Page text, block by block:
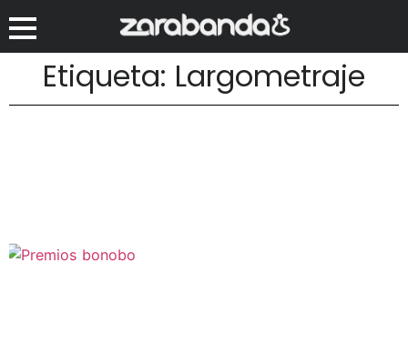
Etiqueta: Largometraje